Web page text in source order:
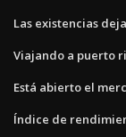
Las existencias
Viajando a puerto
Está abierto el
Índice de